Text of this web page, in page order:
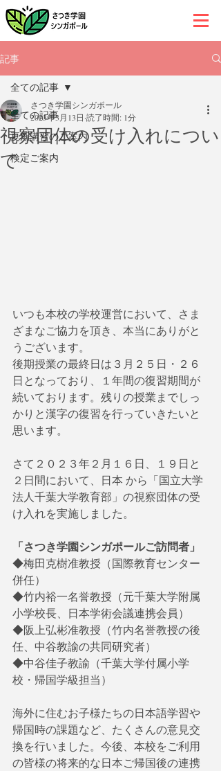
記事
全ての記事
夏期講習のご案内
検定ご案内
全ての記事
視察団体の受け入れについ
て
さつき学園シンガポール
2023年3月13日 読了時間: 1分
いつも本校の学校運営において、さま
ざまなご協力を頂き、本当にありがと
うございます。
後期授業の最終日は３月２５日・２６
日となっており、１年間の復習期間が
続いております。残りの授業までしっ
かりと漢字の復習を行っていきたいと
思います。
さて２０２３年２月１６日、１９日と
２日間において、日本 から「国立大学
法人千葉大学教育部」の視察団体の受
け入れを実施しました。
「さつき学園シンガポールご訪問者」
◆梅田克樹准教授（国際教育センター
併任）
◆竹内裕一名誉教授（元千葉大学附属
小学校長、日本学術会議連携会員）
◆阪上弘彬准教授（竹内名誉教授の後
任、中谷教諭の共同研究者）
◆中谷佳子教諭（千葉大学付属小学
校・帰国学級担当）
海外に住むお子様たちの日本語学習や
帰国時の課題など、たくさんの意見交
換を行いました。今後、本校をご利用
の皆様の将来的な日本ご帰国後の連携